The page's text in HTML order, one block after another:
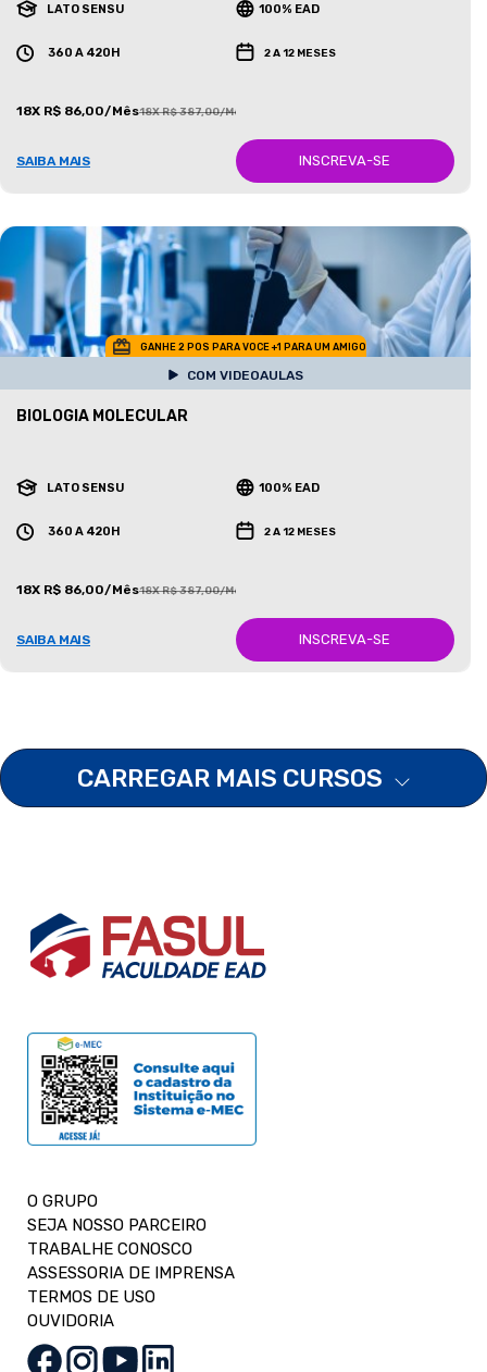
LATO SENSU 100% EAD
360 A 420H 2 A 12 MESES
18X R$ 86,00/Mês18X R$ 387,00/Mês
SAIBA MAIS INSCREVA-SE
GANHE 2 POS PARA VOCE +1 PARA UM AMIGO
COM VIDEOAULAS
BIOLOGIA MOLECULAR
LATO SENSU 100% EAD
360 A 420H 2 A 12 MESES
18X R$ 86,00/Mês18X R$ 387,00/Mês
SAIBA MAIS INSCREVA-SE
CARREGAR MAIS CURSOS
O GRUPO
SEJA NOSSO PARCEIRO
TRABALHE CONOSCO
ASSESSORIA DE IMPRENSA
TERMOS DE USO
OUVIDORIA